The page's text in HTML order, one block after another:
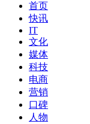
首页
快讯
IT
文化
媒体
科技
电商
营销
口碑
人物